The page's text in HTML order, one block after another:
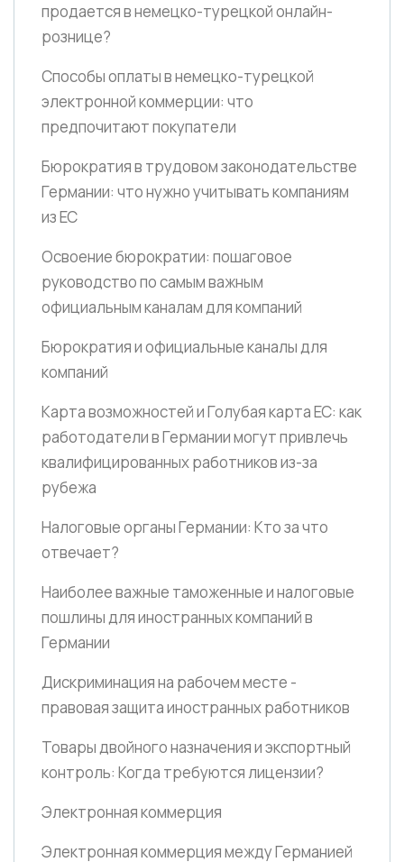
продается в немецко-турецкой онлайн-
рознице?
Способы оплаты в немецко-турецкой
электронной коммерции: что
предпочитают покупатели
Бюрократия в трудовом законодательстве
Германии: что нужно учитывать компаниям
из ЕС
Освоение бюрократии: пошаговое
руководство по самым важным
официальным каналам для компаний
Бюрократия и официальные каналы для
компаний
Карта возможностей и Голубая карта ЕС: как
работодатели в Германии могут привлечь
квалифицированных работников из-за
рубежа
Налоговые органы Германии: Кто за что
отвечает?
Наиболее важные таможенные и налоговые
пошлины для иностранных компаний в
Германии
Дискриминация на рабочем месте -
правовая защита иностранных работников
Товары двойного назначения и экспортный
контроль: Когда требуются лицензии?
Электронная коммерция
Электронная коммерция между Германией